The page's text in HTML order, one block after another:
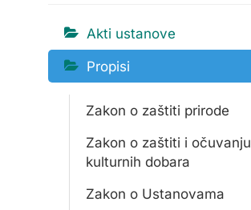
Akti ustanove
Propisi
Zakon o zaštiti prirode
Zakon o zaštiti i očuvanju
kulturnih dobara
Zakon o Ustanovama